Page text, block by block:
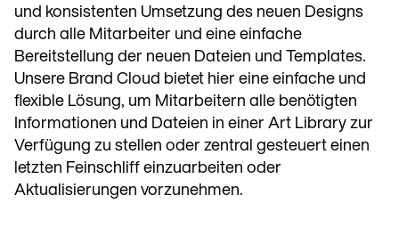
und konsistenten Umsetzung des neuen Designs
durch alle Mitarbeiter und eine einfache
Bereitstellung der neuen Dateien und Templates.
Unsere Brand Cloud bietet hier eine einfache und
flexible Lösung, um Mitarbeitern alle benötigten
Informationen und Dateien in einer Art Library zur
Verfügung zu stellen oder zentral gesteuert einen
letzten Feinschliff einzuarbeiten oder
Aktualisierungen vorzunehmen.